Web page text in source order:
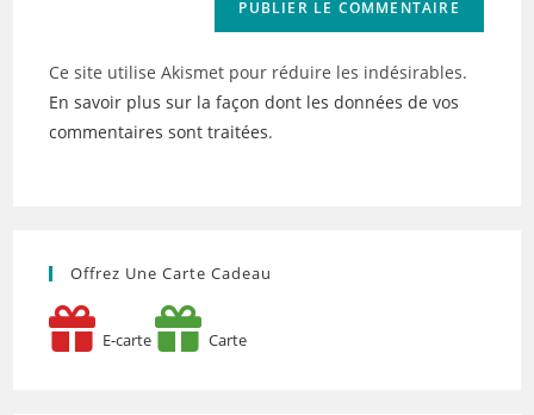
Ce site utilise Akismet pour réduire les indésirables.
En savoir plus sur la façon dont les données de vos
commentaires sont traitées.
Offrez Une Carte Cadeau
E-carte Carte